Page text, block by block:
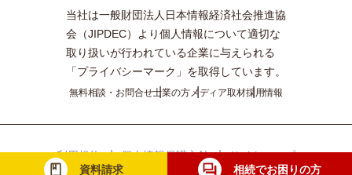
資料請求 相続でお困りの方
当社は一般財団法人日本情報経済社会推進協
会（JIPDEC）より個人情報について適切な
取り扱いが行われている企業に与えられる
「プライバシーマーク」を取得しています。
無料相談・お問合せ士業の方メディア取材採用情報
利用規約 個人情報保護方針 サイトマップ